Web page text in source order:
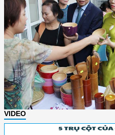
VIDEO